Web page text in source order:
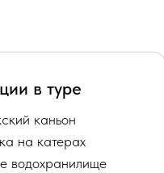
в туре
каньон
на катерах
водохранилище